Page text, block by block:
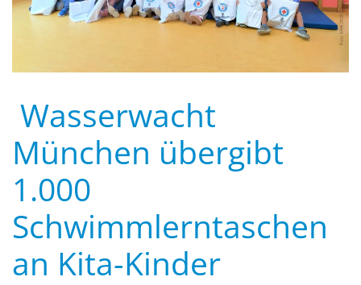
Wasserwacht
München übergibt
1.000
Schwimmlerntaschen
an Kita-Kinder